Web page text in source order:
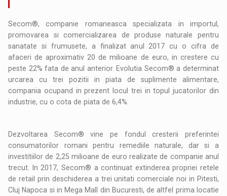
Secom®, companie romaneasca specializata in importul,
promovarea si comercializarea de produse naturale pentru
sanatate si frumusete, a finalizat anul 2017 cu o cifra de
afaceri de aproximativ 20 de milioane de euro, in crestere cu
peste 22% fata de anul anterior. Evolutia Secom® a determinat
urcarea cu trei pozitii in piata de suplimente alimentare,
compania ocupand in prezent locul trei in topul jucatorilor din
industrie, cu o cota de piata de 6,4%.
Dezvoltarea Secom® vine pe fondul cresterii preferintei
consumatorilor romani pentru remediile naturale, dar si a
investitiilor de 2,25 milioane de euro realizate de companie anul
trecut. In 2017, Secom® a continuat extinderea propriei retele
de retail prin deschiderea a trei unitati comerciale noi in Pitesti,
Cluj Napoca si in Mega Mall din Bucuresti, de altfel prima locatie